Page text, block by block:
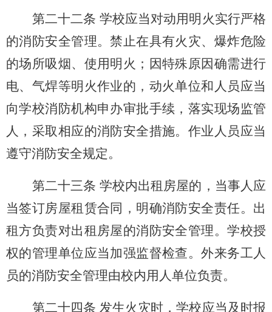
第二十二条 学校应当对动用明火实行严格
的消防安全管理。禁止在具有火灾、爆炸危险
的场所吸烟、使用明火；因特殊原因确需进行
电、气焊等明火作业的，动火单位和人员应当
向学校消防机构申办审批手续，落实现场监管
人，采取相应的消防安全措施。作业人员应当
遵守消防安全规定。
第二十三条 学校内出租房屋的，当事人应
当签订房屋租赁合同，明确消防安全责任。出
租方负责对出租房屋的消防安全管理。学校授
权的管理单位应当加强监督检查。外来务工人
员的消防安全管理由校内用人单位负责。
第二十四条 发生火灾时，学校应当及时报